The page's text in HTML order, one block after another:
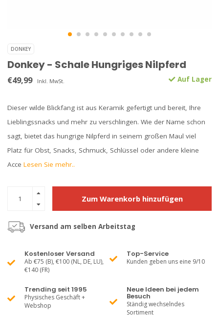
DONKEY
Donkey - Schale Hungriges Nilpferd
€49,99 Inkl. MwSt. Auf Lager
Dieser wilde Blickfang ist aus Keramik gefertigt und bereit, Ihre
Lieblingssnacks und mehr zu verschlingen. Wie der Name schon
sagt, bietet das hungrige Nilpferd in seinem großen Maul viel
Platz für Obst, Snacks, Schmuck, Schlüssel oder andere kleine
Acce Lesen Sie mehr..
Zum Warenkorb hinzufügen
Versand am selben Arbeitstag
Kostenloser Versand
Ab €75 (B), €100 (NL, DE, LU),
€140 (FR)
Top-Service
Kunden geben uns eine 9/10
Trending seit 1995
Physisches Geschäft +
Webshop
Neue Ideen bei jedem
Besuch
Ständig wechselndes
Sortiment